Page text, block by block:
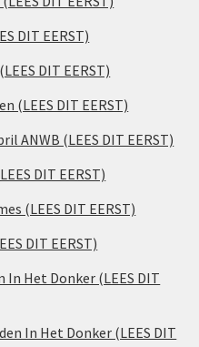
DIT EERST)
DIT EERST)
(LEES DIT EERST)
ANWB (LEES DIT EERST)
DIT EERST)
(LEES DIT EERST)
DIT EERST)
Het Donker (LEES DIT
In Het Donker (LEES DIT